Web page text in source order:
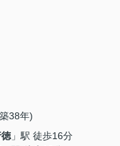
38年)
」駅 徒歩16分